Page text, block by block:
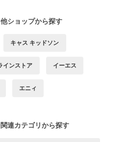
ショップから探す
キャス キッドソン
インストア イーエス
エニィ
連カテゴリから探す